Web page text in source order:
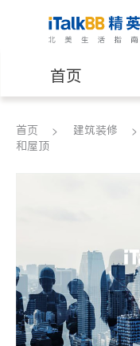
首页
医生
建筑装修
首页 建筑装修
和屋顶